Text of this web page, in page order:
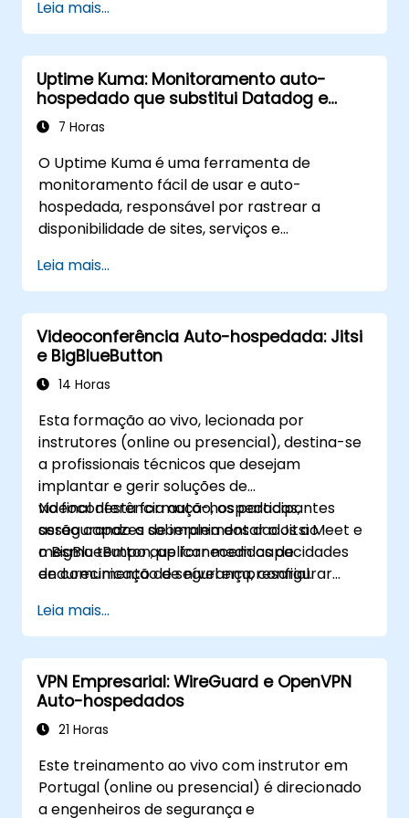
infraestrutura.
Leia mais...
Uptime Kuma: Monitoramento auto-
hospedado que substitui Datadog e
Pingdom
7 Horas
O Uptime Kuma é uma ferramenta de
monitoramento fácil de usar e auto-
hospedada, responsável por rastrear a
disponibilidade de sites, serviços e
Datadog Synthetics e o UptimeRobot para
equipes que desejam ter o controle total
sobre os dados de monitoramento. Esta
formação ao vivo, ministrada por instrutor
(online ou presencial), destina-se a
engenheiros SRE e DevOps de nível iniciante a
Kuma para substituir o monitoramento de
disponibilidade na nuvem por uma
plataforma auto-hospedada e soberana de
rastreamento de status.
Leia mais...
Videoconferência Auto-hospedada: Jitsi
e BigBlueButton
14 Horas
Esta formação ao vivo, lecionada por
instrutores (online ou presencial), destina-se
a profissionais técnicos que desejam
implantar e gerir soluções de
videoconferência auto-hospedadas,
assegurando a soberania dos dados ao
mesmo tempo que fornecem capacidades
de comunicação de nível empresarial.
No final desta formação, os participantes
serão capazes de implementar o Jitsi Meet e
o BigBlueButton, aplicar medidas de
endurecimento de segurança, configurar
implantações para cargas de trabalho
organizacionais.
Leia mais...
VPN Empresarial: WireGuard e OpenVPN
Auto-hospedados
21 Horas
Este treinamento ao vivo com instrutor em
Portugal (online ou presencial) é direcionado
a engenheiros de segurança e